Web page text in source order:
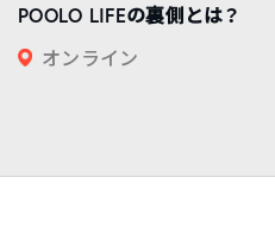
POOLO LIFEの裏側とは？
オンライン